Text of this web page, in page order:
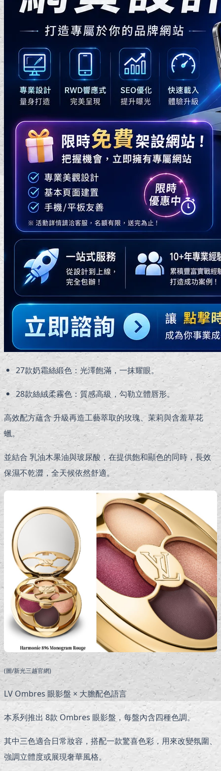
27款奶霜絲緞色：光澤飽滿，一抹耀眼。
28款絲絨柔霧色：質感高級，勾勒立體唇形。
高效配方蘊含 升級再造工藝萃取的玫瑰、茉莉與含羞草花
蠟。
並結合 乳油木果油與玻尿酸，在提供飽和顯色的同時，長效
保濕不乾澀，全天候依然舒適。
(圖/新光三越官網)
LV Ombres 眼影盤 × 大膽配色語言
本系列推出 8款 Ombres 眼影盤，每盤內含四種色調。
其中三色適合日常妝容，搭配一款驚喜色彩，用來改變氛圍、
強調立體度或展現奢華風格。